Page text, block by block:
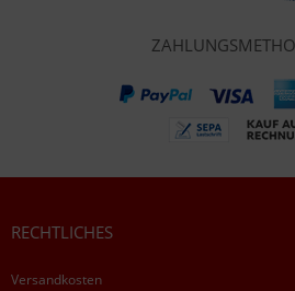
RECHTLICHES
Versandkosten